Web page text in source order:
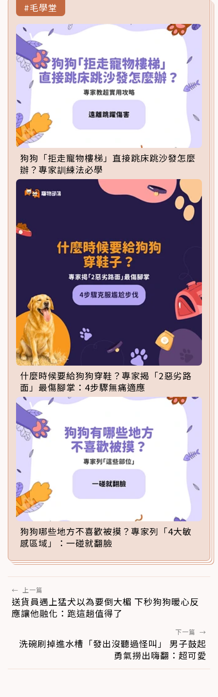
#毛學堂
狗狗「拒走寵物樓梯」直接跳床跳沙發怎麼
辦？專家訓練法必學
什麼時候要給狗狗穿鞋？專家揭「2惡劣路
面」最傷腳掌：4步驟無痛適應
狗狗哪些地方不喜歡被摸？專家列「4大敏
感區域」：一碰就翻臉
← 上一篇
送貨員遇上猛犬以為要倒大楣 下秒狗狗暖心反
應讓他融化：跑這趟值得了
下一篇 →
洗碗刷掉進水槽「發出沒聽過怪叫」 男子鼓起
勇氣撈出嗨翻：超可愛